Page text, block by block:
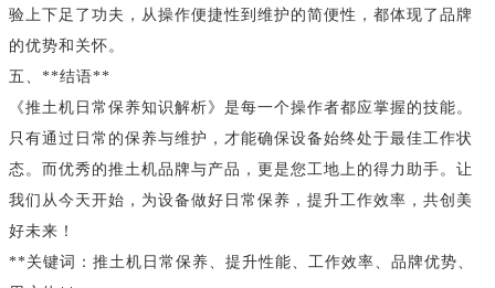
验上下足了功夫，从操作便捷性到维护的简便性，都体现了品牌
的优势和关怀。
五、**结语**
《推土机日常保养知识解析》是每一个操作者都应掌握的技能。
只有通过日常的保养与维护，才能确保设备始终处于最佳工作状
态。而优秀的推土机品牌与产品，更是您工地上的得力助手。让
我们从今天开始，为设备做好日常保养，提升工作效率，共创美
好未来！
**关键词：推土机日常保养、提升性能、工作效率、品牌优势、